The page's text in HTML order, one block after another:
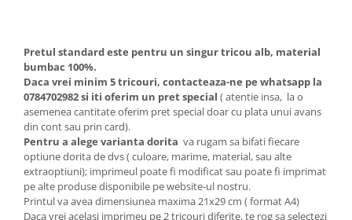
Pretul standard este pentru un singur tricou alb, material
bumbac 100%.
Daca vrei minim 5 tricouri, contacteaza-ne pe whatsapp la
0784702982 si iti oferim un pret special ( atentie insa, la o
asemenea cantitate oferim pret special doar cu plata unui avans
din cont sau prin card).
Pentru a alege varianta dorita va rugam sa bifati fiecare
optiune dorita de dvs ( culoare, marime, material, sau alte
extraoptiuni); imprimeul poate fi modificat sau poate fi imprimat
pe alte produse disponibile pe website-ul nostru.
Printul va avea dimensiunea maxima 21x29 cm ( format A4)
Daca vrei acelasi imprimeu pe 2 tricouri diferite, te rog sa selectezi